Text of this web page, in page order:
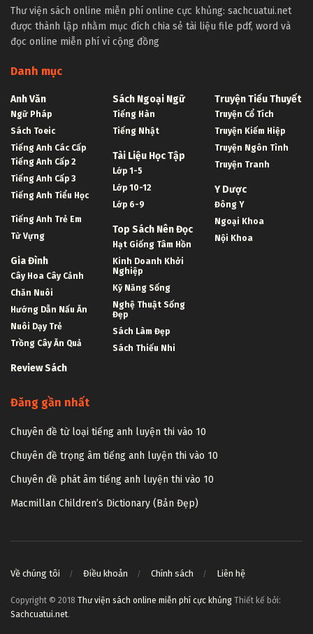
Thư viện sách online miễn phí online cực khủng: sachcuatui.net
được thành lập nhằm mục đích chia sẻ tài liệu file pdf, word và
đọc online miễn phí vì cộng đồng
Danh mục
Anh Văn
Ngữ Pháp
Sách Toeic
Tiếng Anh Các Cấp
Tiếng Anh Cấp 2
Tiếng Anh Cấp 3
Tiếng Anh Tiểu Học
Tiếng Anh Trẻ Em
Từ Vựng
Gia Đình
Cây Hoa Cây Cảnh
Chăn Nuôi
Hướng Dẫn Nấu Ăn
Nuôi Dạy Trẻ
Trồng Cây Ăn Quả
Review Sách
Sách Ngoại Ngữ
Tiếng Hàn
Tiếng Nhật
Tài Liệu Học Tập
Lớp 1-5
Lớp 10-12
Lớp 6-9
Top Sách Nên Đọc
Hạt Giống Tâm Hồn
Kinh Doanh Khởi
Nghiệp
Kỹ Năng Sống
Nghệ Thuật Sống
Đẹp
Sách Làm Đẹp
Sách Thiếu Nhi
Truyện Tiểu Thuyết
Truyện Cổ Tích
Truyện Kiếm Hiệp
Truyện Ngôn Tình
Truyện Tranh
Y Dược
Đông Y
Ngoại Khoa
Nội Khoa
Đăng gần nhất
Chuyên đề từ loại tiếng anh luyện thi vào 10
Chuyên đề trọng âm tiếng anh luyện thi vào 10
Chuyên đề phát âm tiếng anh luyện thi vào 10
Macmillan Children’s Dictionary (Bản Đẹp)
Về chúng tôi Điều khoản Chính sách Liên hệ
Copyright © 2018 Thư viện sách online miễn phí cực khủng Thiết kế bởi:
Sachcuatui.net.